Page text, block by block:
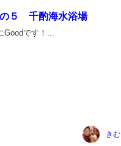
の５ 千酌海水浴場
です！...
きむ